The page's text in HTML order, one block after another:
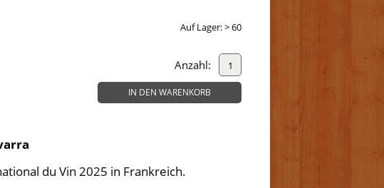
Auf Lager:> 60
Anzahl:
IN DEN WARENKORB
du Vin 2025 in Frankreich.